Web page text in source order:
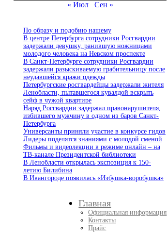
« Июл
Сен »
По образу и подобию нашему
В центре Петербурга сотрудники Росгвардии
задержали девушку, ранившую ножницами
молодого человека на Невском проспекте
В Санкт-Петербурге сотрудники Росгвардии
задержали разыскиваемую грабительницу после
неудавшейся кражи одежды
Петербургские росгвардейцы задержали жителя
Ленобласти, пытавшегося кувалдой вскрыть
сейф в чужой квартире
Наряд Росгвардии задержал правонарушителя,
избившего мужчину в одном из баров Санкт-
Петербурга
Универсанты приняли участие в конкурсе гидов
Лидеры поделятся знаниями с молодой сменой
Фильмы и видеолекции в режиме онлайн – на
ТВ-канале Президентской библиотеки
В Ленобласти открылась экспозиция к 150-
летию Билибина
В Ивангороде появилась «Избушка-воробушка»
Главная
Официальная информация
Контакты
Прайс